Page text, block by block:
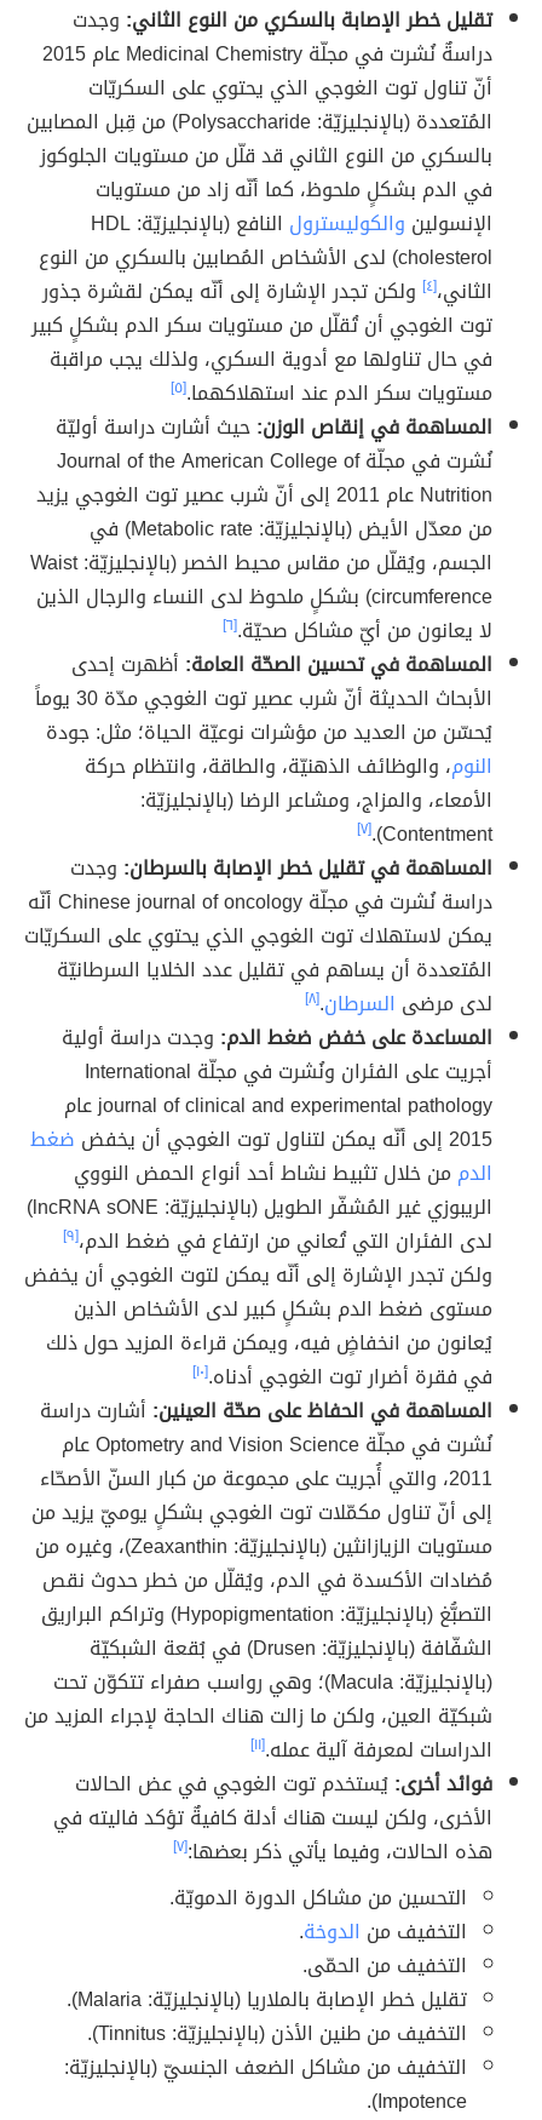
تقليل خطر الإصابة بالسكري من النوع الثاني: وجدت
دراسةٌ نُشرت في مجلّة Medicinal Chemistry عام 2015
أنّ تناول توت الغوجي الذي يحتوي على السكريّات
المُتعددة (بالإنجليزيّة: Polysaccharide) من قِبل المصابين
بالسكري من النوع الثاني قد قلّل من مستويات الجلوكوز
في الدم بشكلٍ ملحوظ، كما أنّه زاد من مستويات
الإنسولين والكوليسترول
النافع (بالإنجليزيّة: HDL
cholesterol) لدى الأشخاص المُصابين بالسكري من النوع
الثاني،[٤] ولكن تجدر الإشارة إلى أنّه يمكن لقشرة جذور
توت الغوجي أن تُقلّل من مستويات سكر الدم بشكلٍ كبير
في حال تناولها مع أدوية السكري، ولذلك يجب مراقبة
مستويات سكر الدم عند استهلاكهما.[٥]
المساهمة في إنقاص الوزن:حيث أشارت دراسة أوليّة
نُشرت في مجلّة Journal of the American College of
Nutrition عام 2011 إلى أنّ شرب عصير توت الغوجي يزيد
من معدّل الأيض (بالإنجليزيّة: Metabolic rate) في
الجسم، ويُقلّل من مقاس محيط الخصر (بالإنجليزيّة: Waist
circumference) بشكلٍ ملحوظ لدى النساء والرجال الذين
لا يعانون من أيّ مشاكل صحيّة.[٦]
المساهمة في تحسين الصحّة العامة: أظهرت إحدى
الأبحاث الحديثة أنّ شرب عصير توت الغوجي مدّة 30 يوماً
يُحسّن من العديد من مؤشرات نوعيّة الحياة؛ مثل: جودة
النوم، والوظائف الذهنيّة، والطاقة، وانتظام حركة
الأمعاء، والمزاج، ومشاعر الرضا (بالإنجليزيّة:
Contentment). [٧]
المساهمة في تقليل خطر الإصابة بالسرطان: وجدت
دراسة نُشرت في مجلّة Chinese journal of oncology أنّه
يمكن لاستهلاك توت الغوجي الذي يحتوي على السكريّات
المُتعددة أن يساهم في تقليل عدد الخلايا السرطانيّة
لدى مرضى السرطان.[٨]
المساعدة على خفض ضغط الدم: وجدت دراسة أولية
أجريت على الفئران ونُشرت في مجلّة International
journal of clinical and experimental pathology عام
2015 إلى أنّه يمكن لتناول توت الغوجي أن يخفض
ضغط
الدم من خلال تثبيط نشاط أحد أنواع الحمض النووي
الريبوزي غير المُشفّر الطويل (بالإنجليزيّة: lncRNA sONE)
لدى الفئران التي تُعاني من ارتفاع في ضغط الدم،[٩]
ولكن تجدر الإشارة إلى أنّه يمكن لتوت الغوجي أن يخفض
مستوى ضغط الدم بشكلٍ كبير لدى الأشخاص الذين
يُعانون من انخفاضٍ فيه، ويمكن قراءة المزيد حول ذلك
في فقرة أضرار توت الغوجي أدناه.[١٠]
المساهمة في الحفاظ على صحّة العينين: أشارت دراسة
نُشرت في مجلّة Optometry and Vision Science عام
2011، والتي أُجريت على مجموعة من كبار السنّ الأصحّاء
إلى أنّ تناول مكمّلات توت الغوجي بشكلٍ يوميّ يزيد من
مستويات الزيازانثين (بالإنجليزيّة: Zeaxanthin)، وغيره من
مُضادات الأكسدة في الدم، ويُقلّل من خطر حدوث نقص
التصبُّغ (بالإنجليزيّة: Hypopigmentation) وتراكم البراريق
الشفّافة (بالإنجليزيّة: Drusen) في بُقعة الشبكيّة
(بالإنجليزيّة: Macula)؛ وهي رواسب صفراء تتكوّن تحت
شبكيّة العين، ولكن ما زالت هناك الحاجة لإجراء المزيد من
الدراسات لمعرفة آلية عمله.[١١]
فوائد أخرى:يُستخدم توت الغوجي في عض الحالات
الأخرى، ولكن ليست هناك أدلة كافيةٌ تؤكد فاليته في
هذه الحالات، وفيما يأتي ذكر بعضها:[٧]
التحسين من مشاكل الدورة الدمويّة.
التخفيف من الدوخة.
التخفيف من الحمّى.
تقليل خطر الإصابة بالملاريا (بالإنجليزيّة: Malaria).
التخفيف من طنين الأذن (بالإنجليزيّة: Tinnitus).
التخفيف من مشاكل الضعف الجنسيّ (بالإنجليزيّة:
Impotence).